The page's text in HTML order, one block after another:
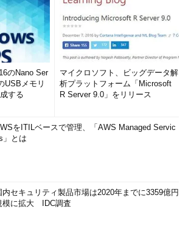
のNano Ser
USBメモリ
する
マイクロソフト、ビッグデータ解
析プラットフォーム「Microsoft
R Server 9.0」をリリース
をITILベースで管理、「AWS Managed Servic
」とは
内セキュリティ製品市場は2020年までに3359億円
模に拡大 IDC調査